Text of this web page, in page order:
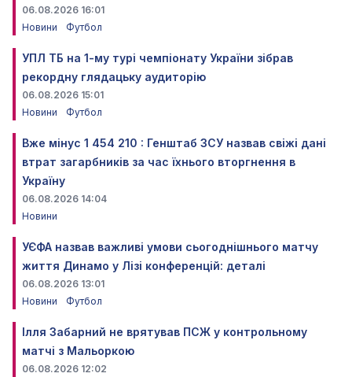
06.08.2026 16:01
Новини
Футбол
УПЛ ТБ на 1-му турі чемпіонату України зібрав
рекордну глядацьку аудиторію
06.08.2026 15:01
Новини
Футбол
Вже мінус 1 454 210 : Генштаб ЗСУ назвав свіжі дані
втрат загарбників за час їхнього вторгнення в
Україну
06.08.2026 14:04
Новини
УЄФА назвав важливі умови сьогоднішнього матчу
життя Динамо у Лізі конференцій: деталі
06.08.2026 13:01
Новини
Футбол
Ілля Забарний не врятував ПСЖ у контрольному
матчі з Мальоркою
06.08.2026 12:02